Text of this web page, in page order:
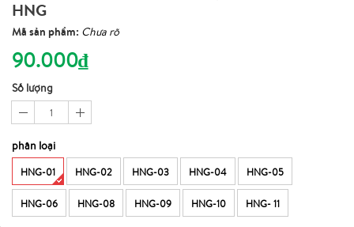
HNG
Mã sản phẩm: Chưa rõ
90.000₫
Số lượng
1
phân loại
HNG-01 HNG-02 HNG-03 HNG-04 HNG-05
HNG-06 HNG-08 HNG-09 HNG-10 HNG- 11